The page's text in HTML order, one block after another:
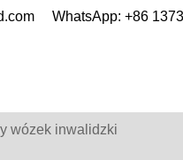
WhatsApp: +86
wózek inwalidzki